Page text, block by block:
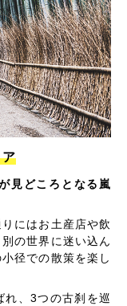
ア
見どころとなる嵐
にはお土産店や飲
の世界に迷い込ん
径での散策を楽し
れ、3つの古刹を巡